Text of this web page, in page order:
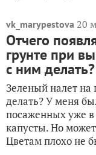
vk_marypestova 20
Отчего
грунте при
с ним делать?
Зеленый налет на
делать? У меня
посаженных уже в
капусты. Но
Цветам плохо не